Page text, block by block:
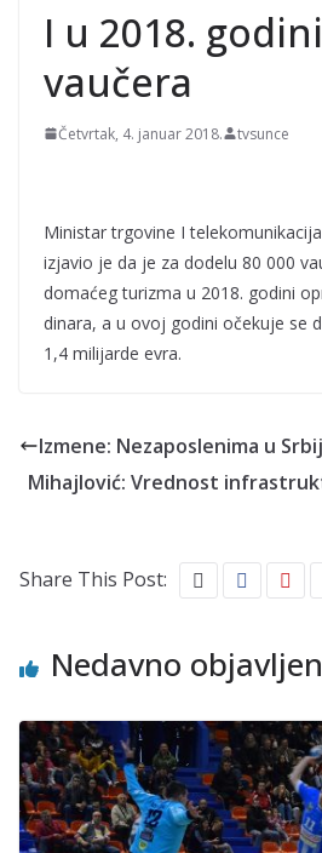
Katastrofa:
Vojska Srbije
helikoptere;
FOTO/VIDEO
I u 2018.
vaučera
Četvrtak, 4. januar 2018. tvsunce
Ministar trgovine I
izjavio je da je za dodelu 80 000
domaćeg turizma u 2018. godini
dinara, a u ovoj godini očekuje se
1,4 milijarde evra.
Izmene: Nezaposlenima u
Mihajlović: Vrednost
Share This Post:
Nedavno